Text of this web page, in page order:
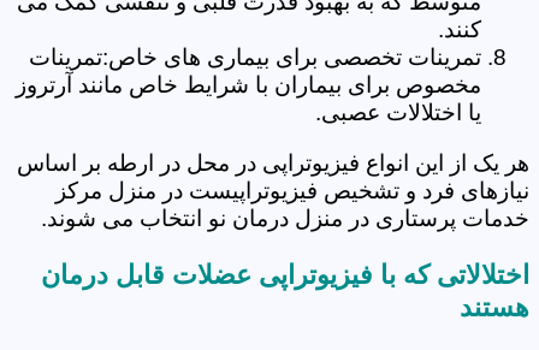
کنند.
تمرینات تخصصی برای بیماری های خاص:تمرینات
مخصوص برای بیماران با شرایط خاص مانند آرتروز
یا اختلالات عصبی.
هر یک از این انواع فیزیوتراپی در محل در ارطه بر اساس
نیازهای فرد و تشخیص فیزیوتراپیست در منزل مرکز
خدمات پرستاری در منزل درمان نو انتخاب می شوند.
اختلالاتی که با فیزیوتراپی عضلات قابل درمان
هستند